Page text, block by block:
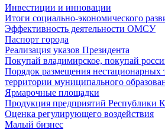
Инвестиции и инновации
Итоги социально-экономического
Эффективность деятельности ОМСУ
Паспорт города
Реализация указов Президента
Покупай владимирское, покупай
Порядок размещения нестационарных
территории муниципального
Ярмарочные площадки
Продукция предприятий Республики
Оценка регулирующего воздействия
Малый бизнес